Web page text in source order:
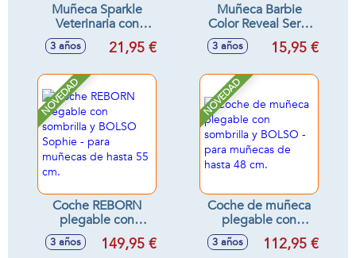
Muñeca Sparkle
Veterinaria con
clínica o Pastelera
con cocina 26 cm -
3 años 21,95 €
Muñeca Barbie
Color Reveal Serie
Disco Star.
32,50x8,50x8,50
surtidos
3 años 15,95 €
NOVEDAD
Coche REBORN
plegable con
sombrilla y BOLSO
Sophie - para
3 años 149,95 €
NOVEDAD
Coche de muñeca
plegable con
sombrilla y BOLSO
- para muñecas de
3 años 112,95 €